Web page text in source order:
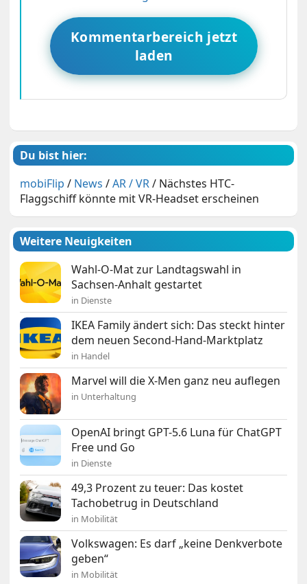
Kommentarbereich jetzt
laden
Du bist hier:
mobiFlip / News /AR / VR/ Nächstes HTC-
Flaggschiff könnte mit VR-Headset erscheinen
Weitere Neuigkeiten
Wahl-O-Mat zur Landtagswahl in
Sachsen-Anhalt gestartet
in Dienste
IKEA Family ändert sich: Das steckt hinter
dem neuen Second-Hand-Marktplatz
in Handel
Marvel will die X-Men ganz neu auflegen
in Unterhaltung
OpenAI bringt GPT-5.6 Luna für ChatGPT
Free und Go
in Dienste
49,3 Prozent zu teuer: Das kostet
Tachobetrug in Deutschland
in Mobilität
Volkswagen: Es darf „keine Denkverbote
geben“
in Mobilität